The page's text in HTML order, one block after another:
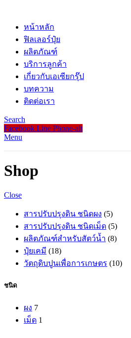
หน้าหลัก
ฟิลเลอร์ปุ๋ย
ผลิตภัณฑ์
บริการลูกค้า
เกี่ยวกับเอเซียกรุ๊ป
บทความ
ติดต่อเรา
Search
Facebook Line Phone-alt
Menu
Shop
Close
สารปรับปรุงดิน ชนิดผง 55
สินค้า
สารปรับปรุงดิน ชนิดเม็ด 55
สินค้า
ผลิตภัณฑ์สำหรับสัตว์น้ำ 88
ปุ๋ยเคมี 1818
สินค้า
วัตถุดิบปูนเพื่อการเกษตร 1010
ชนิด
ผง 7
เม็ด 1